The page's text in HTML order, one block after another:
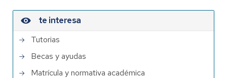
te interesa
Tutorias
Becas y ayudas
Matrícula y normativa académica